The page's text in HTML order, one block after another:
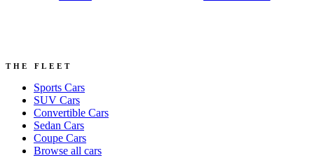
THE FLEET
Sports Cars
SUV Cars
Convertible Cars
Sedan Cars
Coupe Cars
Browse all cars